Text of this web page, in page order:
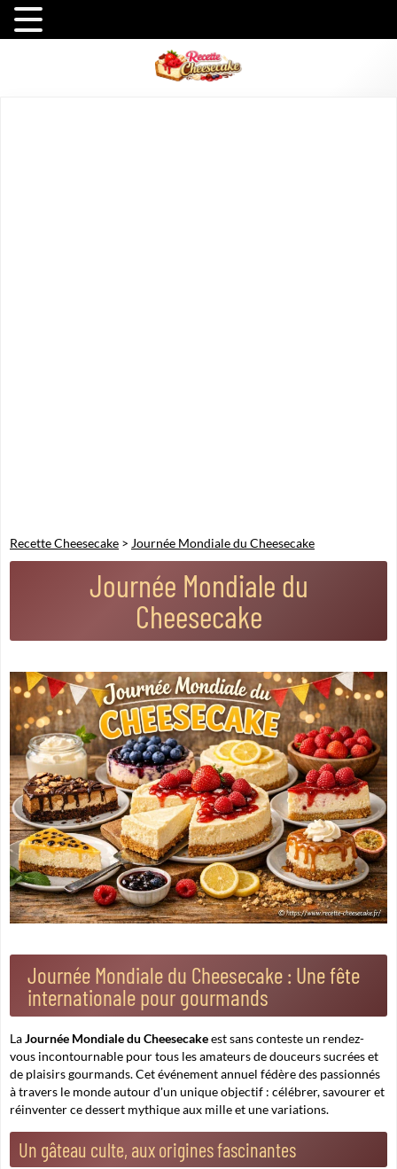
Recette Cheesecake > Journée Mondiale du Cheesecake
Journée Mondiale du
Cheesecake
Journée Mondiale du Cheesecake : Une fête
internationale pour gourmands
LaJournée Mondiale du Cheesecakeest sans conteste un rendez-
vous incontournable pour tous les amateurs de douceurs sucrées et
de plaisirs gourmands. Cet événement annuel fédère des passionnés
à travers le monde autour d'un unique objectif : célébrer, savourer et
réinventer ce dessert mythique aux mille et une variations.
Un gâteau culte, aux origines fascinantes